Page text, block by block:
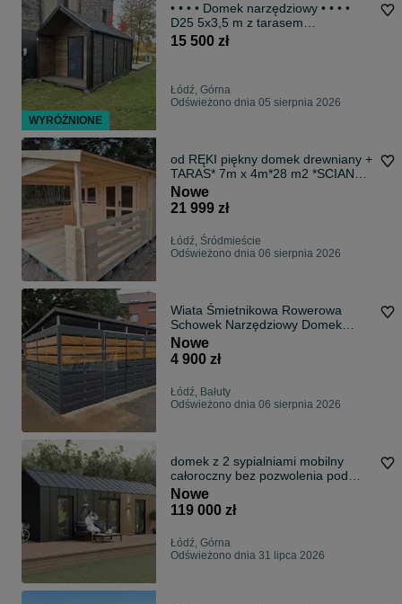
• • • • Domek narzędziowy • • • •
D25 5x3,5 m z tarasem
DREWNOTRIK
15 500 zł
Łódź, Górna
Odświeżono dnia 05 sierpnia 2026
od RĘKI piękny domek drewniany +
TARAS* 7m x 4m*28 m2 *SCIANY
aż 45 mm
Nowe
21 999 zł
Łódź, Śródmieście
Odświeżono dnia 06 sierpnia 2026
Wiata Śmietnikowa Rowerowa
Schowek Narzędziowy Domek
Ogrodowy Altana
Nowe
4 900 zł
Łódź, Bałuty
Odświeżono dnia 06 sierpnia 2026
domek z 2 sypialniami mobilny
całoroczny bez pozwolenia pod
klucz
Nowe
119 000 zł
Łódź, Górna
Odświeżono dnia 31 lipca 2026
WYRÓŻNIONE